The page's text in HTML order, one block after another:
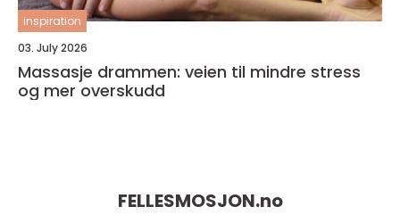
inspiration
03. July 2026
Massasje drammen: veien til mindre stress
og mer overskudd
FELLESMOSJON.no